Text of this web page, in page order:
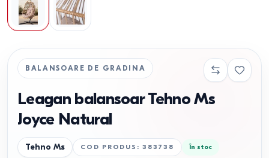
BALANSOARE DE GRADINA
Leagan balansoar Tehno Ms
Joyce Natural
Tehno Ms COD PRODUS :383738 În stoc